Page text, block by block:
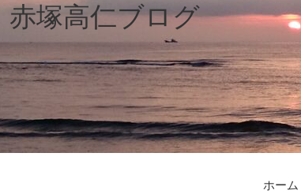
赤塚高仁ブログ
ホーム